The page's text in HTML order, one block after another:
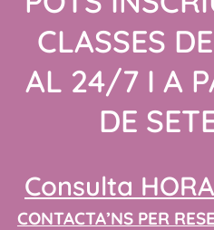
CLASSES
AL 24/7 I A
DE
Consulta
CONTACTA’NS PER